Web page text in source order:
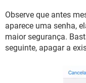
Observe que antes
aparece uma senha,
maior segurança.
seguinte, apagar a